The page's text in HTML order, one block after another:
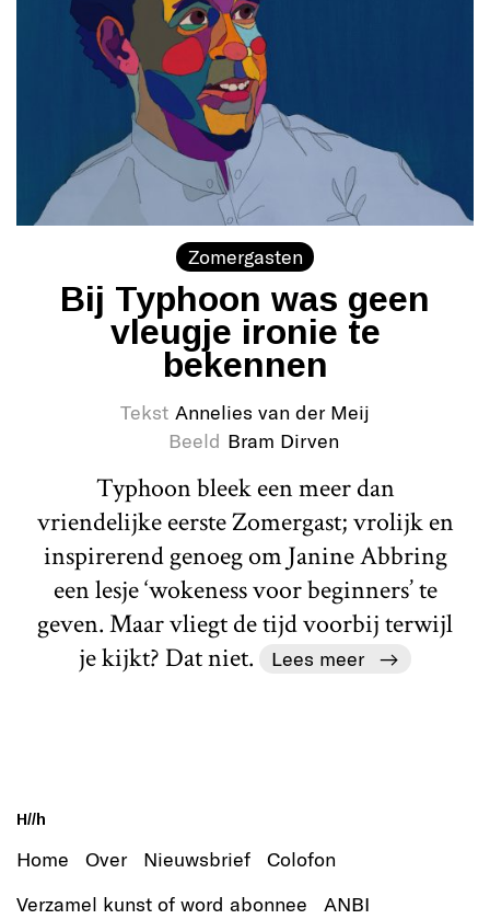
Zomergasten
Bij Typhoon was geen
vleugje ironie te
bekennen
Tekst Annelies van der Meij
Beeld Bram Dirven
Typhoon bleek een meer dan
vriendelijke eerste Zomergast; vrolijk en
inspirerend genoeg om Janine Abbring
een lesje ‘wokeness voor beginners’ te
geven. Maar vliegt de tijd voorbij terwijl
je kijkt? Dat niet.
Lees meer
H//h
Home Over Nieuwsbrief
Colofon
Verzamel kunst of word abonnee
ANBI